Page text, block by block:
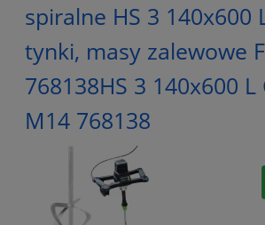
spiralne HS 3 140x600
tynki, masy zalewowe
768138HS 3 140x600 L
M14 768138